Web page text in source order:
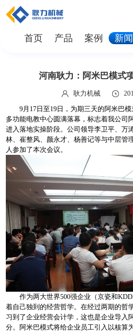
首页 产品 案例 新闻
河南耿力：阿米巴模式
耿力机械
9月17日至19日，为期三天的阿米巴
多功能电教中心圆满落幕，标志着我公司
进入落地实操阶段。公司领导李卫平、万
林、崔整风、颜永才、杨善记等与中层管
人参加了本次会议。
作为两大世界500强企业（京瓷和
着自己独到的经营哲学。在经过两期的哲
习到了企业经营会计学，这也是企业导入
分。阿米巴模式将给企业员工引入以核算